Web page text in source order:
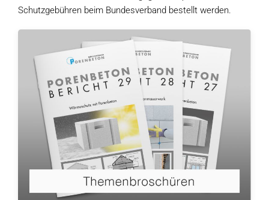
Schutzgebühren beim Bundesverband bestellt werden.